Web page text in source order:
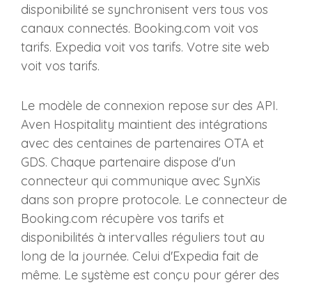
disponibilité se synchronisent vers tous vos
canaux connectés. Booking.com voit vos
tarifs. Expedia voit vos tarifs. Votre site web
voit vos tarifs.
Le modèle de connexion repose sur des API.
Aven Hospitality maintient des intégrations
avec des centaines de partenaires OTA et
GDS. Chaque partenaire dispose d'un
connecteur qui communique avec SynXis
dans son propre protocole. Le connecteur de
Booking.com récupère vos tarifs et
disponibilités à intervalles réguliers tout au
long de la journée. Celui d'Expedia fait de
même. Le système est conçu pour gérer des